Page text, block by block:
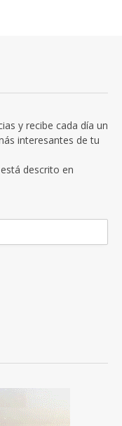
y recibe cada día un
interesantes de tu
descrito en